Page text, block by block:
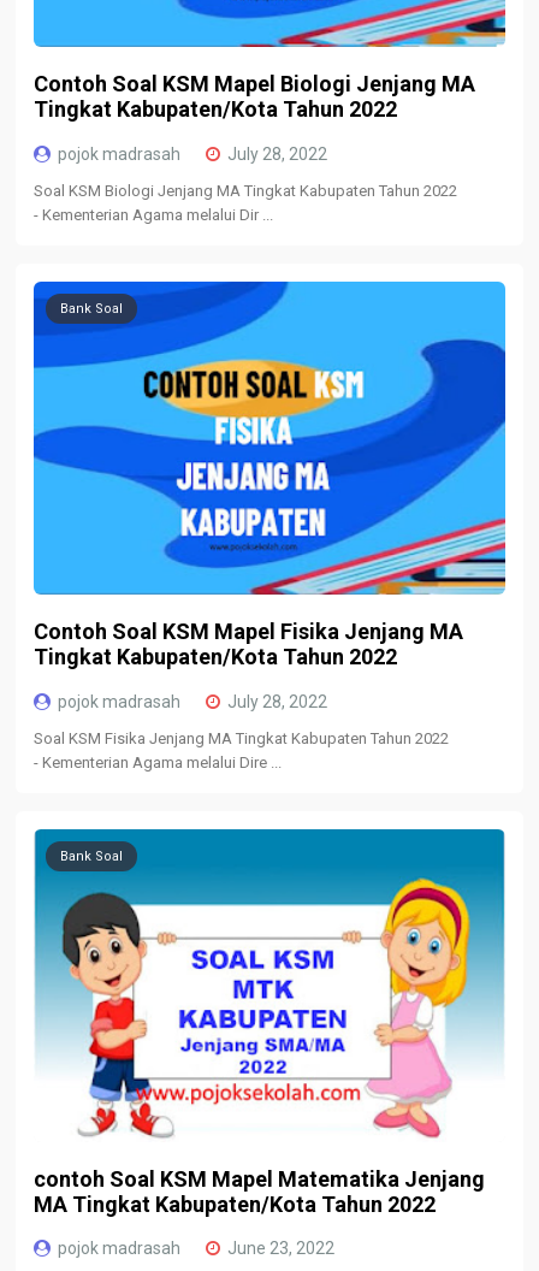
Contoh Soal KSM Mapel Biologi Jenjang MA
Tingkat Kabupaten/Kota Tahun 2022
pojok madrasah July 28, 2022
Soal KSM Biologi Jenjang MA Tingkat Kabupaten Tahun 2022
- Kementerian Agama melalui Dir ...
Bank Soal
Contoh Soal KSM Mapel Fisika Jenjang MA
Tingkat Kabupaten/Kota Tahun 2022
pojok madrasah July 28, 2022
Soal KSM Fisika Jenjang MA Tingkat Kabupaten Tahun 2022
- Kementerian Agama melalui Dire ...
Bank Soal
contoh Soal KSM Mapel Matematika Jenjang
MA Tingkat Kabupaten/Kota Tahun 2022
pojok madrasah June 23, 2022